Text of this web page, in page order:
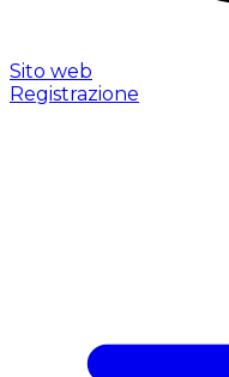
Sito web
Registrazione